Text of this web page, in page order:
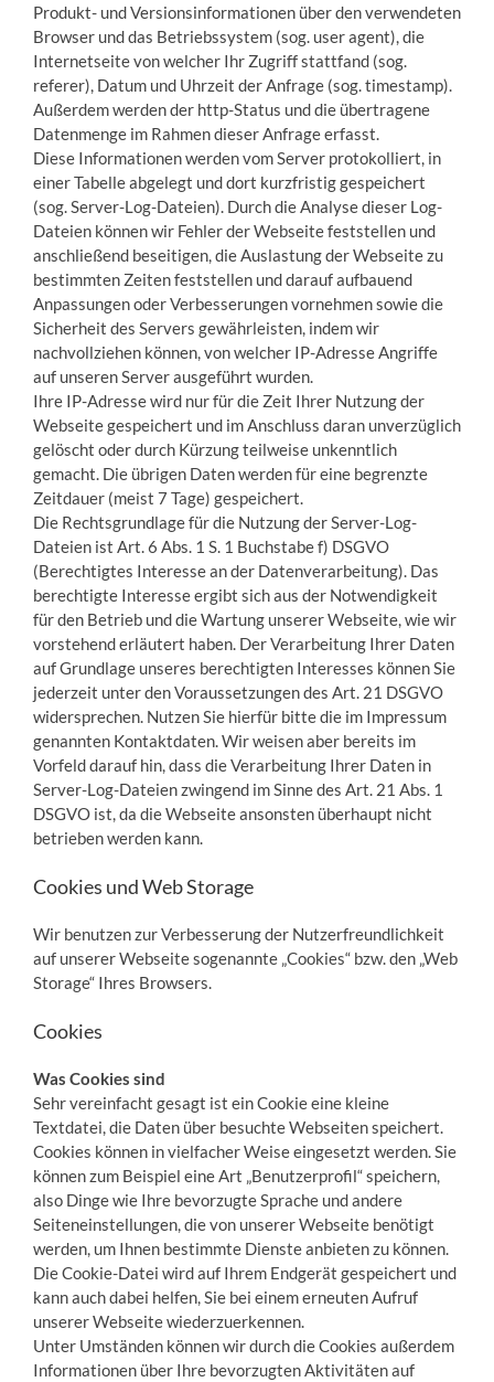
Produkt- und Versionsinformationen über den verwendeten
Browser und das Betriebssystem (sog. user agent), die
Internetseite von welcher Ihr Zugriff stattfand (sog.
referer), Datum und Uhrzeit der Anfrage (sog. timestamp).
Außerdem werden der http-Status und die übertragene
Datenmenge im Rahmen dieser Anfrage erfasst.
Diese Informationen werden vom Server protokolliert, in
einer Tabelle abgelegt und dort kurzfristig gespeichert
(sog. Server-Log-Dateien). Durch die Analyse dieser Log-
Dateien können wir Fehler der Webseite feststellen und
anschließend beseitigen, die Auslastung der Webseite zu
bestimmten Zeiten feststellen und darauf aufbauend
Anpassungen oder Verbesserungen vornehmen sowie die
Sicherheit des Servers gewährleisten, indem wir
nachvollziehen können, von welcher IP-Adresse Angriffe
auf unseren Server ausgeführt wurden.
Ihre IP-Adresse wird nur für die Zeit Ihrer Nutzung der
Webseite gespeichert und im Anschluss daran unverzüglich
gelöscht oder durch Kürzung teilweise unkenntlich
gemacht. Die übrigen Daten werden für eine begrenzte
Zeitdauer (meist 7 Tage) gespeichert.
Die Rechtsgrundlage für die Nutzung der Server-Log-
Dateien ist Art. 6 Abs. 1 S. 1 Buchstabe f) DSGVO
(Berechtigtes Interesse an der Datenverarbeitung). Das
berechtigte Interesse ergibt sich aus der Notwendigkeit
für den Betrieb und die Wartung unserer Webseite, wie wir
vorstehend erläutert haben. Der Verarbeitung Ihrer Daten
auf Grundlage unseres berechtigten Interesses können Sie
jederzeit unter den Voraussetzungen des Art. 21 DSGVO
widersprechen. Nutzen Sie hierfür bitte die im Impressum
genannten Kontaktdaten. Wir weisen aber bereits im
Vorfeld darauf hin, dass die Verarbeitung Ihrer Daten in
Server-Log-Dateien zwingend im Sinne des Art. 21 Abs. 1
DSGVO ist, da die Webseite ansonsten überhaupt nicht
betrieben werden kann.
Cookies und Web Storage
Wir benutzen zur Verbesserung der Nutzerfreundlichkeit
auf unserer Webseite sogenannte „Cookies“ bzw. den „Web
Storage“ Ihres Browsers.
Cookies
Was Cookies sind
Sehr vereinfacht gesagt ist ein Cookie eine kleine
Textdatei, die Daten über besuchte Webseiten speichert.
Cookies können in vielfacher Weise eingesetzt werden. Sie
können zum Beispiel eine Art „Benutzerprofil“ speichern,
also Dinge wie Ihre bevorzugte Sprache und andere
Seiteneinstellungen, die von unserer Webseite benötigt
werden, um Ihnen bestimmte Dienste anbieten zu können.
Die Cookie-Datei wird auf Ihrem Endgerät gespeichert und
kann auch dabei helfen, Sie bei einem erneuten Aufruf
unserer Webseite wiederzuerkennen.
Unter Umständen können wir durch die Cookies außerdem
Informationen über Ihre bevorzugten Aktivitäten auf